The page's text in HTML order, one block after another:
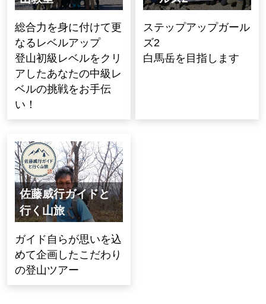
総合力を身に付けて更
なるレベルアップ
登山初級レベルをクリ
アしたあなたの中級レ
ベルの挑戦をお手伝
い！
ステップアップガール
ズ2
白馬岳を目指します
佐藤威行ガイドと
行く山旅
ガイド自らが思いを込
めて企画したこだわり
の登山ツアー